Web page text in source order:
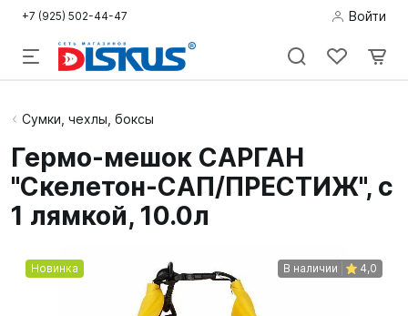
+7 (925) 502-44-47 Войти
Подводная
Дайвинг
Снорклинг /
Сумки, чехлы, боксы
Гермо-мешок САРГАН
"Скелетон-САП/ПРЕСТИЖ", с
1 лямкой, 10.0л
Новинка В наличии 4,0